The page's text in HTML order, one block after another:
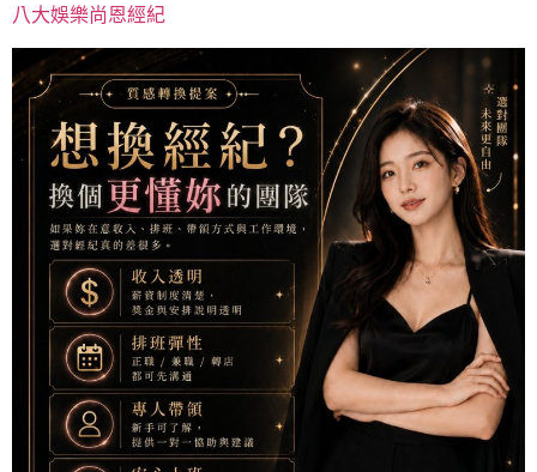
八大娛樂尚恩經紀